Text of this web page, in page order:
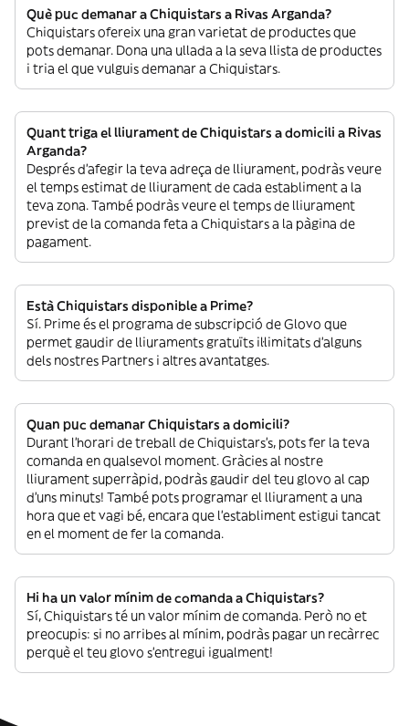
Què puc demanar a Chiquistars a Rivas Arganda?
Chiquistars ofereix una gran varietat de productes que
pots demanar. Dona una ullada a la seva llista de productes
i tria el que vulguis demanar a Chiquistars.
Quant triga el lliurament de Chiquistars a domicili a Rivas
Arganda?
Després d’afegir la teva adreça de lliurament, podràs veure
el temps estimat de lliurament de cada establiment a la
teva zona. També podràs veure el temps de lliurament
previst de la comanda feta a Chiquistars a la pàgina de
pagament.
Està Chiquistars disponible a Prime?
Sí. Prime és el programa de subscripció de Glovo que
permet gaudir de lliuraments gratuïts il·limitats d’alguns
dels nostres Partners i altres avantatges.
Quan puc demanar Chiquistars a domicili?
Durant l’horari de treball de Chiquistars’s, pots fer la teva
comanda en qualsevol moment. Gràcies al nostre
lliurament superràpid, podràs gaudir del teu glovo al cap
d’uns minuts! També pots programar el lliurament a una
hora que et vagi bé, encara que l’establiment estigui tancat
en el moment de fer la comanda.
Hi ha un valor mínim de comanda a Chiquistars?
Sí, Chiquistars té un valor mínim de comanda. Però no et
preocupis: si no arribes al mínim, podràs pagar un recàrrec
perquè el teu glovo s’entregui igualment!